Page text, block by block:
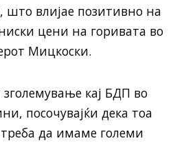
што влијае позитивно на
цени на горивата во
Мицкоски.
кај БДП во
посочувајќи дека тоа
да имаме големи